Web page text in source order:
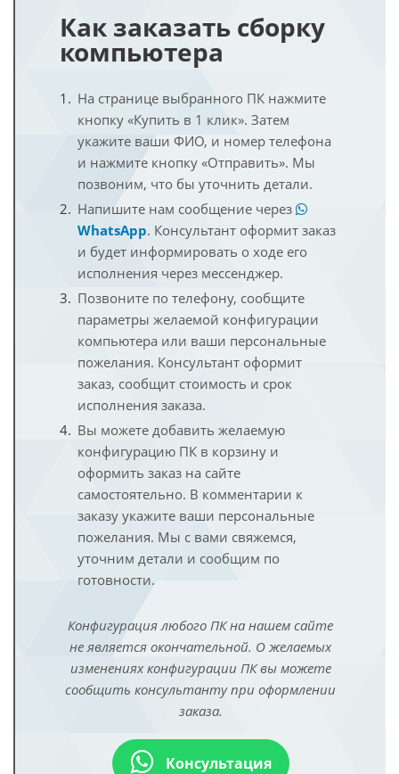
Как заказать сборку
компьютера
На странице выбранного ПК нажмите
кнопку «Купить в 1 клик». Затем
укажите ваши ФИО, и номер телефона
и нажмите кнопку «Отправить». Мы
позвоним, что бы уточнить детали.
Напишите нам сообщение через
WhatsApp. Консультант оформит заказ
и будет информировать о ходе его
исполнения через мессенджер.
Позвоните по телефону, сообщите
параметры желаемой конфигурации
компьютера или ваши персональные
пожелания. Консультант оформит
заказ, сообщит стоимость и срок
исполнения заказа.
Вы можете добавить желаемую
конфигурацию ПК в корзину и
оформить заказ на сайте
самостоятельно. В комментарии к
заказу укажите ваши персональные
пожелания. Мы с вами свяжемся,
уточним детали и сообщим по
готовности.
Конфигурация любого ПК на нашем сайте
не является окончательной. О желаемых
изменениях конфигурации ПК вы можете
сообщить консультанту при оформлении
заказа.
Консультация